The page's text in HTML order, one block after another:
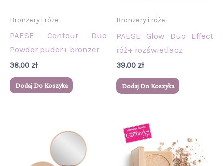
Bronzery i róże
PAESE Contour Duo
Powder puder+ bronzer
38,00 zł
Dodaj Do Koszyka
Bronzery i róże
PAESE Glow Duo Effect
róż+ rozświetlacz
39,00 zł
Dodaj Do Koszyka
produkt